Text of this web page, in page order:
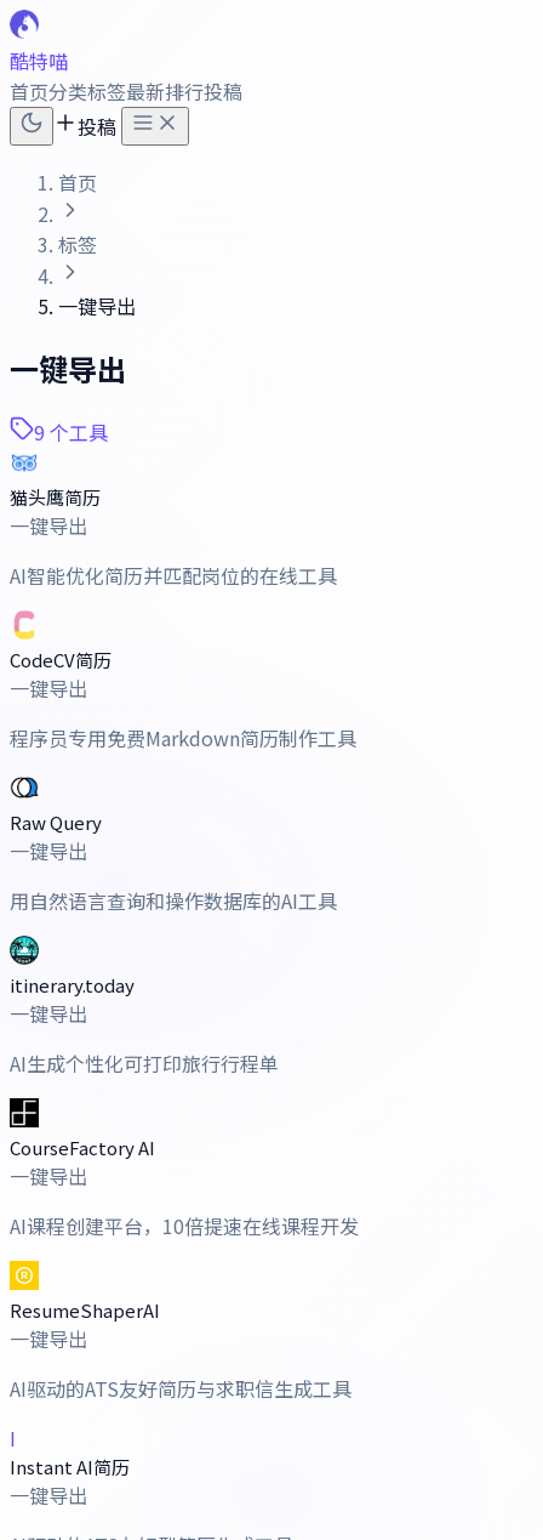
酷特喵
首页分类标签最新排行投稿
投稿
首页
标签
一键导出
一键导出
9 个工具
猫头鹰简历
一键导出
AI智能优化简历并匹配岗位的在线工具
CodeCV简历
一键导出
程序员专用免费Markdown简历制作工具
Raw Query
一键导出
用自然语言查询和操作数据库的AI工具
itinerary.today
一键导出
AI生成个性化可打印旅行行程单
CourseFactory AI
一键导出
AI课程创建平台，10倍提速在线课程开发
ResumeShaperAI
一键导出
AI驱动的ATS友好简历与求职信生成工具
I
Instant AI简历
一键导出